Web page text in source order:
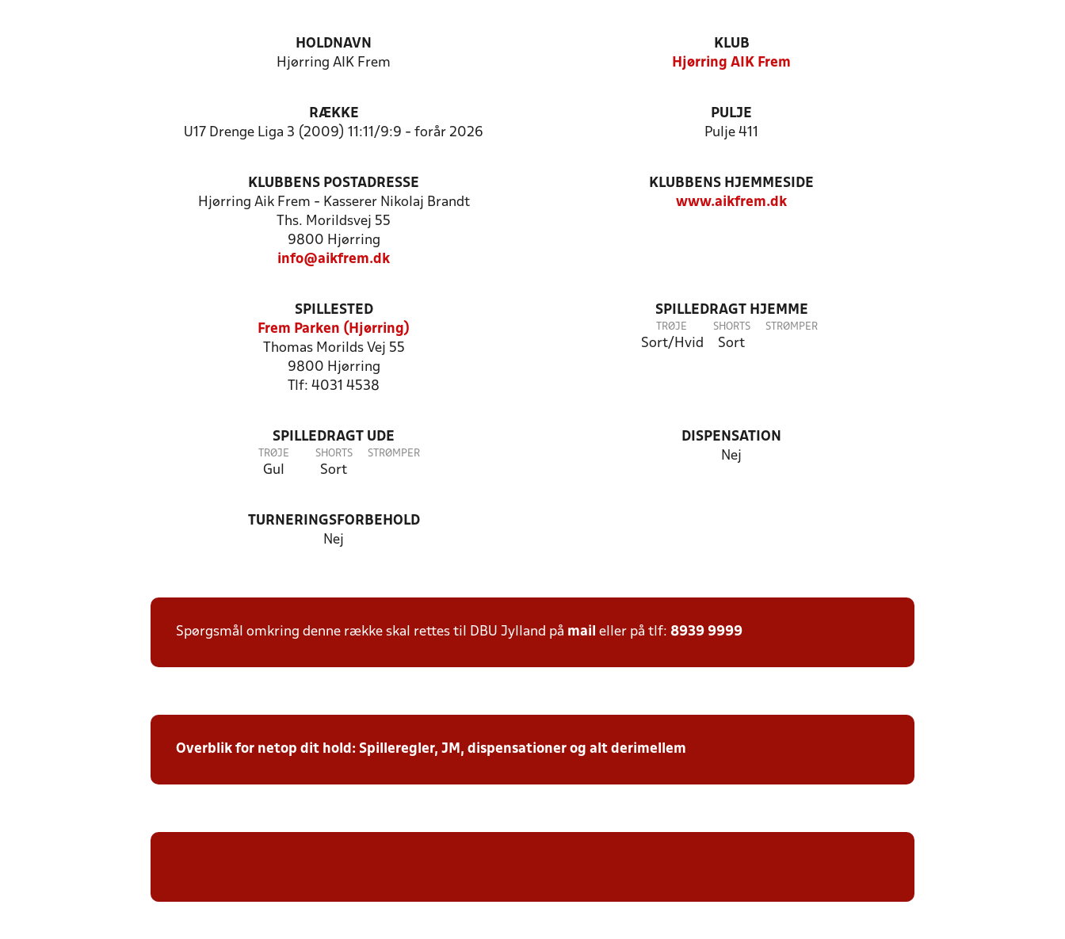
HOLDNAVN
Hjørring AIK Frem
KLUB
Hjørring AIK Frem
RÆKKE
U17 Drenge Liga 3 (2009) 11:11/9:9 - forår 2026
PULJE
Pulje 411
KLUBBENS POSTADRESSE
Hjørring Aik Frem - Kasserer Nikolaj Brandt
Ths. Morildsvej 55
9800 Hjørring
info@aikfrem.dk
KLUBBENS HJEMMESIDE
www.aikfrem.dk
SPILLESTED
Frem Parken (Hjørring)
Thomas Morilds Vej 55
9800 Hjørring
Tlf: 4031 4538
SPILLEDRAGT HJEMME
TRØJE
Sort/Hvid
SHORTS
Sort
STRØMPER
SPILLEDRAGT UDE
TRØJE
Gul
SHORTS
Sort
STRØMPER
DISPENSATION
Nej
TURNERINGSFORBEHOLD
Nej
Spørgsmål omkring denne række skal rettes til DBU Jylland på mail eller på tlf: 8939 9999
Overblik for netop dit hold: Spilleregler, JM, dispensationer og alt derimellem